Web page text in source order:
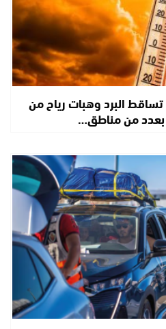
البرد وهبات رياح من
بعدد من مناطق…